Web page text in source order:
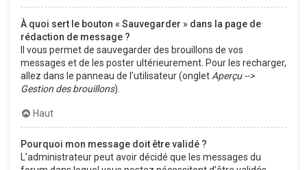
À quoi sert le bouton « Sauvegarder » dans la page de
rédaction de message ?
Il vous permet de sauvegarder des brouillons de vos
messages et de les poster ultérieurement. Pour les recharger,
allez dans le panneau de l’utilisateur (onglet Aperçu -->
Gestion des brouillons).
Haut
Pourquoi mon message doit être validé ?
L’administrateur peut avoir décidé que les messages du